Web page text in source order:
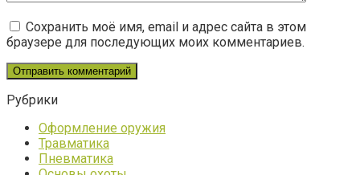
Сохранить моё имя, email и адрес сайта в этом
браузере для последующих моих комментариев.
Рубрики
Оформление оружия
Травматика
Пневматика